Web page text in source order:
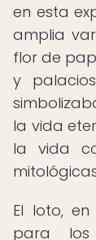
en esta
amplia
flor de
y
la vida
la vida
El loto,
para los